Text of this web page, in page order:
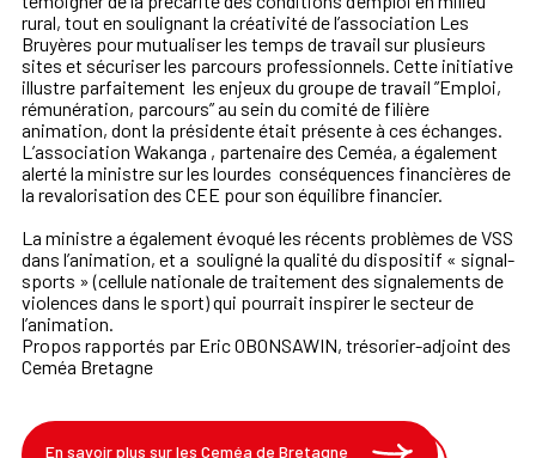
rural, tout en soulignant la créativité de l’association Les
Bruyères pour mutualiser les temps de travail sur plusieurs
sites et sécuriser les parcours professionnels. Cette initiative
illustre parfaitement les enjeux du groupe de travail ”Emploi,
rémunération, parcours” au sein du comité de filière
animation, dont la présidente était présente à ces échanges.
L’association Wakanga , partenaire des Ceméa, a également
alerté la ministre sur les lourdes conséquences financières de
la revalorisation des CEE pour son équilibre financier.
La ministre a également évoqué les récents problèmes de VSS
dans l’animation, et a souligné la qualité du dispositif « signal-
sports » (cellule nationale de traitement des signalements de
violences dans le sport) qui pourrait inspirer le secteur de
l’animation.
Propos rapportés par Eric OBONSAWIN, trésorier-adjoint des
Ceméa Bretagne
En savoir plus sur les Ceméa de Bretagne